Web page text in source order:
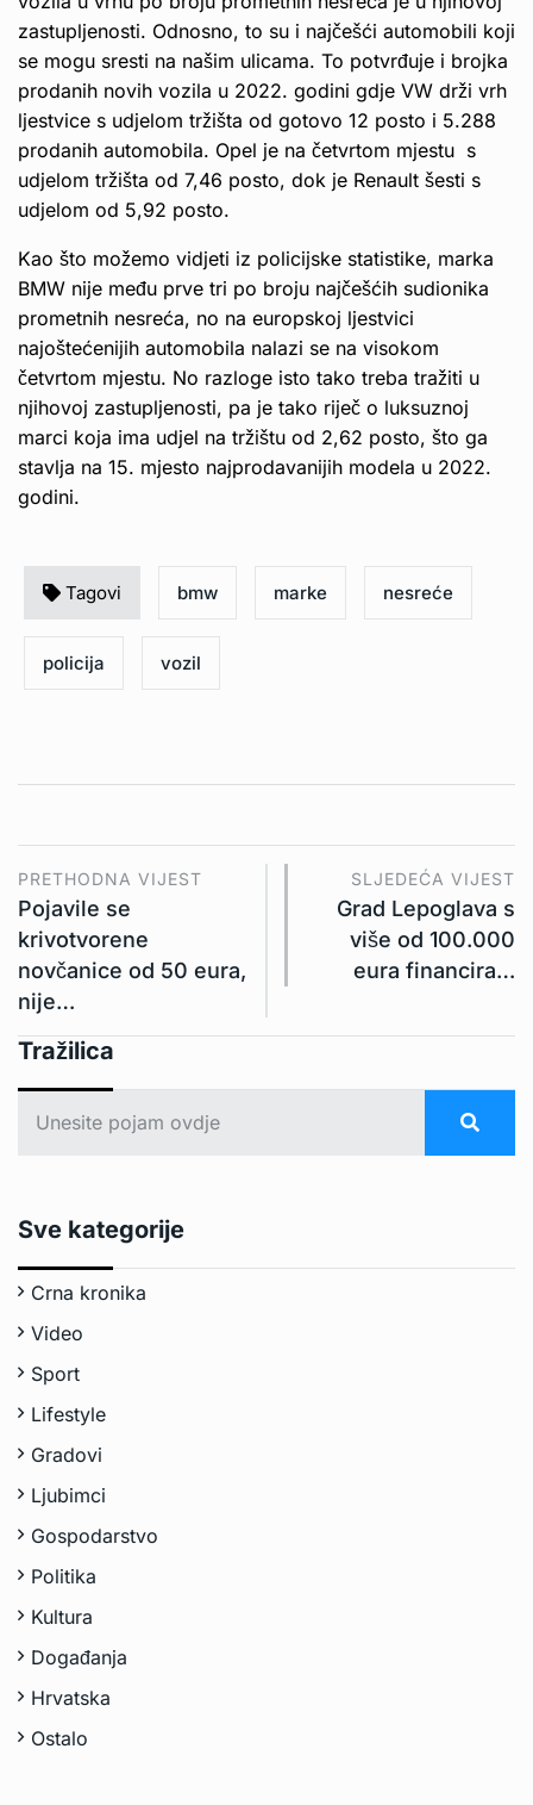
zastupljenosti. Odnosno, to su i najčešći automobili koji
se mogu sresti na našim ulicama. To potvrđuje i brojka
prodanih novih vozila u 2022. godini gdje VW drži vrh
ljestvice s udjelom tržišta od gotovo 12 posto i 5.288
prodanih automobila. Opel je na četvrtom mjestu s
udjelom tržišta od 7,46 posto, dok je Renault šesti s
udjelom od 5,92 posto.
Kao što možemo vidjeti iz policijske statistike, marka
BMW nije među prve tri po broju najčešćih sudionika
prometnih nesreća, no na europskoj ljestvici
najoštećenijih automobila nalazi se na visokom
četvrtom mjestu. No razloge isto tako treba tražiti u
njihovoj zastupljenosti, pa je tako riječ o luksuznoj
marci koja ima udjel na tržištu od 2,62 posto, što ga
stavlja na 15. mjesto najprodavanijih modela u 2022.
godini.
Tagovi bmw marke nesreće
policija vozil
PRETHODNA VIJEST
Pojavile se
krivotvorene
novčanice od 50 eura,
nije…
SLJEDEĆA VIJEST
Grad Lepoglava s
više od 100.000
eura financira…
Tražilica
Sve kategorije
Crna kronika
Video
Sport
Lifestyle
Gradovi
Ljubimci
Gospodarstvo
Politika
Kultura
Događanja
Hrvatska
Ostalo